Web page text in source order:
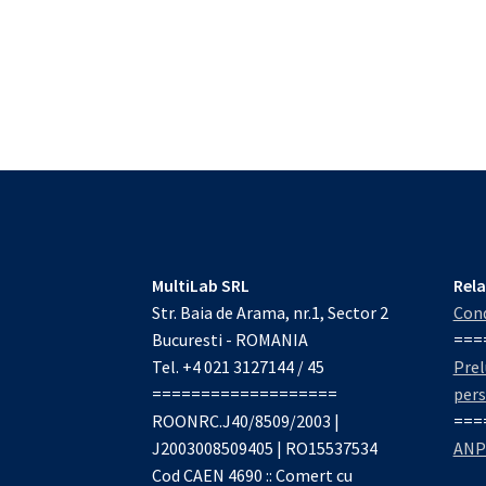
MultiLab SRL
Str. Baia de Arama, nr.1, Sector 2
Bucuresti - ROMANIA
Tel. +4 021 3127144 / 45
===================
ROONRC.J40/8509/2003 |
J2003008509405 | RO15537534
Cod CAEN 4690 :: Comert cu